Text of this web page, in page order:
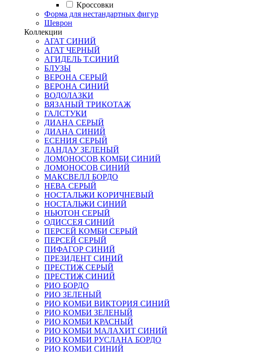
Кроссовки
Форма для нестандартных фигур
Шеврон
Коллекции
АГАТ СИНИЙ
АГАТ ЧЕРНЫЙ
АГИДЕЛЬ Т.СИНИЙ
БЛУЗЫ
ВЕРОНА СЕРЫЙ
ВЕРОНА СИНИЙ
ВОДОЛАЗКИ
ВЯЗАНЫЙ ТРИКОТАЖ
ГАЛСТУКИ
ДИАНА СЕРЫЙ
ДИАНА СИНИЙ
ЕСЕНИЯ СЕРЫЙ
ЛАНДАУ ЗЕЛЕНЫЙ
ЛОМОНОСОВ КОМБИ СИНИЙ
ЛОМОНОСОВ СИНИЙ
МАКСВЕЛЛ БОРДО
НЕВА СЕРЫЙ
НОСТАЛЬЖИ КОРИЧНЕВЫЙ
НОСТАЛЬЖИ СИНИЙ
НЬЮТОН СЕРЫЙ
ОДИССЕЯ СИНИЙ
ПЕРСЕЙ КОМБИ СЕРЫЙ
ПЕРСЕЙ СЕРЫЙ
ПИФАГОР СИНИЙ
ПРЕЗИДЕНТ СИНИЙ
ПРЕСТИЖ СЕРЫЙ
ПРЕСТИЖ СИНИЙ
РИО БОРДО
РИО ЗЕЛЕНЫЙ
РИО КОМБИ ВИКТОРИЯ СИНИЙ
РИО КОМБИ ЗЕЛЕНЫЙ
РИО КОМБИ КРАСНЫЙ
РИО КОМБИ МАЛАХИТ СИНИЙ
РИО КОМБИ РУСЛАНА БОРДО
РИО КОМБИ СИНИЙ